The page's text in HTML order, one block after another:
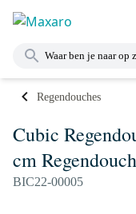
Regendouches
Cubic
cm
BIC22-00005